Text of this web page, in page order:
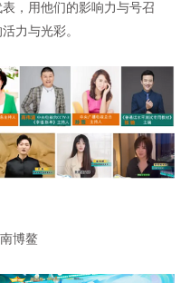
，用他们的影响力与号召
力与光彩。
博鳌